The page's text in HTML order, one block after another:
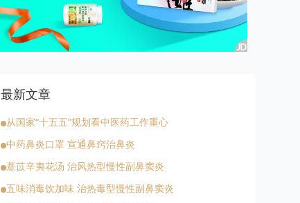
最新文章
从国家“十五五”规划看中医药工作重心
中药鼻炎口罩 宣通鼻窍治鼻炎
薏苡辛夷花汤 治风热型慢性副鼻窦炎
五味消毒饮加味 治热毒型慢性副鼻窦炎